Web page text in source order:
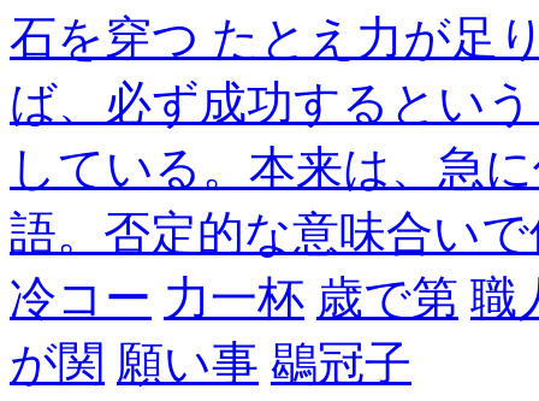
石を穿つ たとえ力が足
ば、必ず成功するとい
している。本来は、急
語。否定的な意味合い
冷コー 力一杯 歳で第 職
が関 願い事 鶡冠子